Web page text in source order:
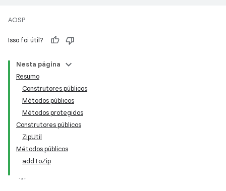
AOSP
Isso foi útil?
Nesta página
Resumo
Construtores públicos
Métodos públicos
Métodos protegidos
Construtores públicos
ZipUtil
Métodos públicos
addToZip